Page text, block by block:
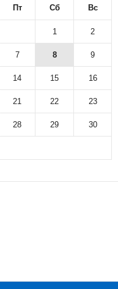
Пт Сб Вс
1 2
7 8 9
14 15 16
21 22 23
28 29 30